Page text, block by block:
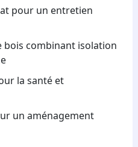
pour un entretien
bois combinant isolation
la santé et
un aménagement